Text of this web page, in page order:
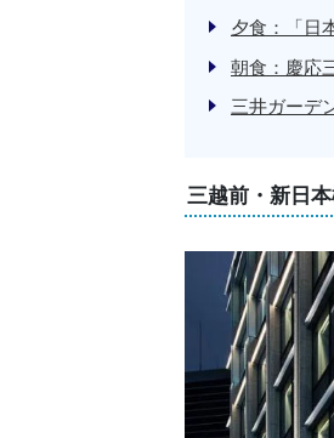
夕食：「日
朝食：慶応
三井ガーデ
三越前・新日